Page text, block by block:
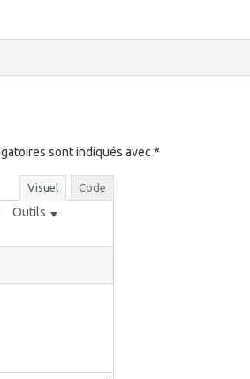
sont indiqués avec *
Visuel Code
Outils